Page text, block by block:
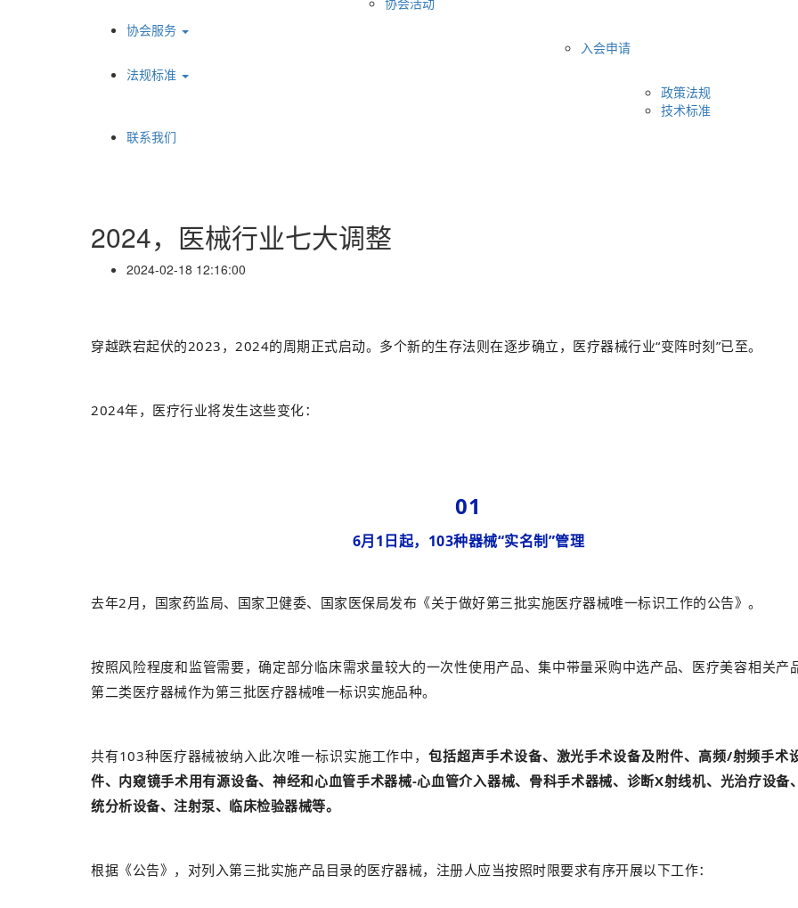
协会服务
入会申请
法规标准
政策法规
技术标准
联系我们
2024，医械行业七大调整
2024-02-18 12:16:00
穿越跌宕起伏的2023，2024的周期正式启动。多个新的生存法则在逐步确立，医疗器械行业“变阵时刻”已至。
2024年，医疗行业将发生这些变化：
01
6月1日起，103种器械“实名制”管理
去年2月，国家药监局、国家卫健委、国家医保局发布《关于做好第三批实施医疗器械唯一标识工作的公告》。
按照风险程度和监管需要，确定部分临床需求量较大的一次性使用产品、集中带量采购中选产品、医疗美容相关产
第二类医疗器械作为第三批医疗器械唯一标识实施品种。
共有103种医疗器械被纳入此次唯一标识实施工作中，包括超声手术设备、激光手术设备及附件、高频/射频手术
件、内窥镜手术用有源设备、神经和心血管手术器械-心血管介入器械、骨科手术器械、诊断X射线机、光治疗设备
统分析设备、注射泵、临床检验器械等。
根据《公告》，对列入第三批实施产品目录的医疗器械，注册人应当按照时限要求有序开展以下工作：